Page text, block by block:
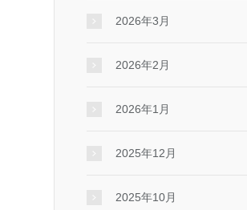
2026年3月
2026年2月
2026年1月
2025年12月
2025年10月